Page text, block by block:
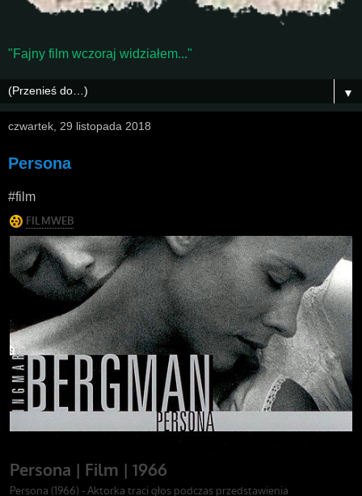
"Fajny film wczoraj widziałem..."
▼
czwartek, 29 listopada 2018
Persona
#film